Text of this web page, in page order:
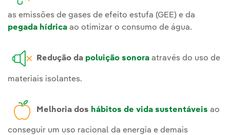
as emissões de gases de efeito estufa (GEE) e da
pegada hídrica ao otimizar o consumo de água.
Redução da poluição sonora através do uso de
materiais isolantes.
Melhoria dos hábitos de vida sustentáveis ao
conseguir um uso racional da energia e demais